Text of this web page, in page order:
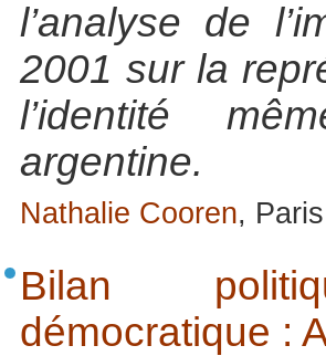
l’analyse de
2001 sur la
l’identité
argentine.
Nathalie Cooren,
Bilan
démocratique :